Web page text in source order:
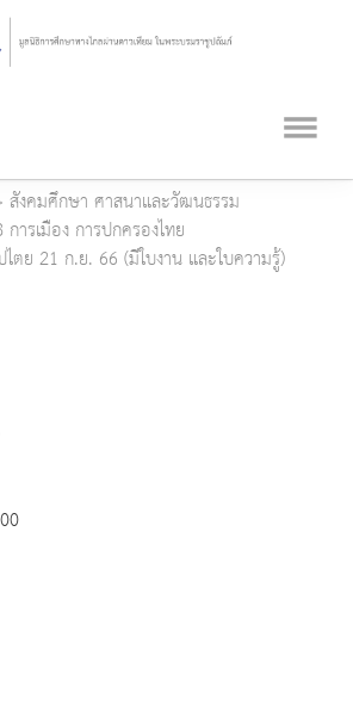
สังคมศึกษา ศาสนาและวัฒนธรรม
ารเมือง การปกครองไทย
ตย 21 ก.ย. 66 (มีใบงาน และใบความรู้)